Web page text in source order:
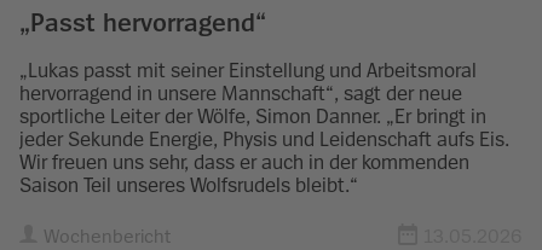
„Passt hervorragend“
„Lukas passt mit seiner Einstellung und Arbeitsmoral
hervorragend in unsere Mannschaft“, sagt der neue
sportliche Leiter der Wölfe, Simon Danner. „Er bringt in
jeder Sekunde Energie, Physis und Leidenschaft aufs Eis.
Wir freuen uns sehr, dass er auch in der kommenden
Saison Teil unseres Wolfsrudels bleibt.“
Wochenbericht